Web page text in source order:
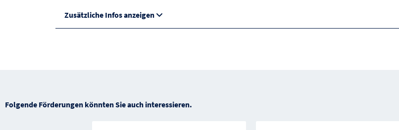
Zusätzliche Infos anzeigen
Folgende Förderungen könnten Sie auch interessieren.